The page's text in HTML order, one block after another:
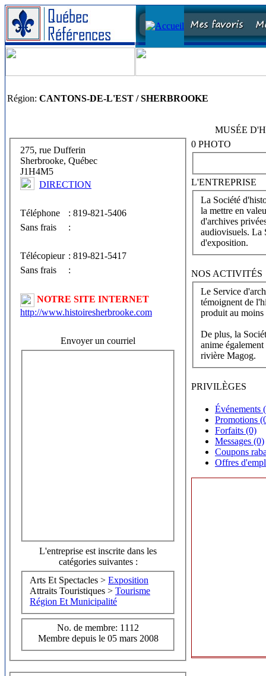
Région: CANTONS-DE-L'EST / SHERBROOKE
MUSÉE
275, rue Dufferin
Sherbrooke, Québec
J1H4M5
DIRECTION
Téléphone
: 819-821-5406
Sans frais
:
Télécopieur
: 819-821-5417
Sans frais
:
NOTRE SITE INTERNET
http://www.histoiresherbrooke.com
Envoyer un courriel
L'entreprise est inscrite dans les
catégories suivantes :
Arts Et Spectacles > Exposition
Attraits Touristiques > Tourisme
Région Et Municipalité
No. de membre: 1112
Membre depuis le 05 mars 2008
0 PHOTO
L'ENTREPRISE
La Société
la mettre en valeur dans ses
d'archives
audiovisuels. La Société produit des expositions thématiques qui sont présentées dans ses deux salles
d'exposition.
NOS ACTIVITÉS
Le Service
témoignent de
produit au moins
De plus, la
anime
rivière Magog.
PRIVILÈGES
Événements
Promotions
Forfaits (0)
Messages (0)
Coupons
Offres